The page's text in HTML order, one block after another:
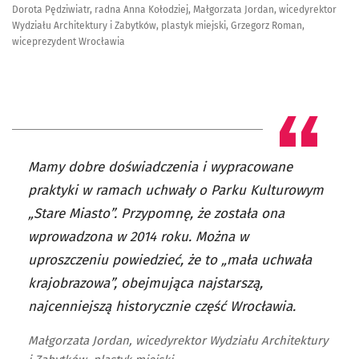
Dorota Pędziwiatr, radna Anna Kołodziej, Małgorzata Jordan, wicedyrektor
Wydziału Architektury i Zabytków, plastyk miejski, Grzegorz Roman,
wiceprezydent Wrocławia
Mamy dobre doświadczenia i wypracowane
praktyki w ramach uchwały o Parku Kulturowym
„Stare Miasto”. Przypomnę, że została ona
wprowadzona w 2014 roku. Można w
uproszczeniu powiedzieć, że to „mała uchwała
krajobrazowa”, obejmująca najstarszą,
najcenniejszą historycznie część Wrocławia.
Małgorzata Jordan, wicedyrektor Wydziału Architektury